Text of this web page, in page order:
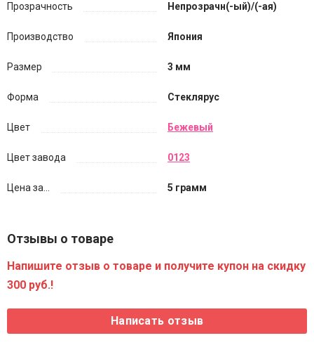
Прозрачность Непрозрачн(-ый)/(-ая)
Производство Япония
Размер 3 мм
Форма Стеклярус
Цвет Бежевый
Цвет завода 0123
Цена за... 5 грамм
Отзывы о товаре
Напишите отзыв о товаре и получите купон на скидку
300 руб.!